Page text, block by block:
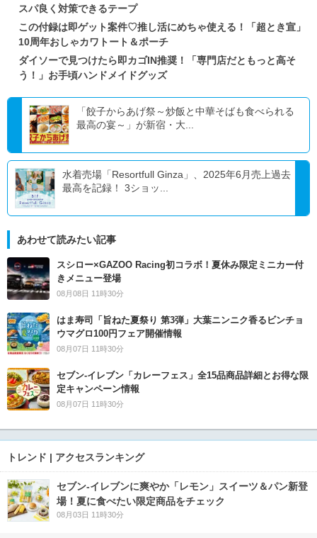
スパ良く対策できるテープ
この付録は即ゲット案件♡推し活にめちゃ使える！「超とき宣」
10周年おしゃカワトート＆ポーチ
ダイソーで見つけたら即カゴIN推奨！「専門店だともっと高そ
う！」お手頃ハンドメイドグッズ
「餃子からあげ祭～炒飯と中華そばも食べられる
最高の宴～」が新宿・大...
水着売場「Resortfull Ginza」、2025年6月売上過去
最高を記録！ 3ショッ...
あわせて読みたい記事
スシロー×GAZOO Racing初コラボ！夏休み限定ミニカー付
きメニュー登場
08月08日 11時30分
はま寿司「旨ねた夏祭り 第3弾」大葉ニンニク香るビンチョ
ウマグロ100円フェア開催情報
08月07日 11時30分
セブン‐イレブン「カレーフェス」全15品商品詳細とお得な限
定キャンペーン情報
08月07日 11時30分
トレンド | アクセスランキング
セブン‐イレブンに爽やか「レモン」スイーツ＆パン新登
場！夏に食べたい限定商品をチェック
08月03日 11時30分